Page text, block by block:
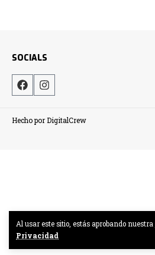
Al usar este sitio, estás aprobando nuestra
Privacidad
SOCIALS
Hecho por DigitalCrew